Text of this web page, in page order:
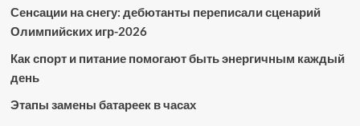
Сенсации на снегу: дебютанты переписали сценарий
Олимпийских игр-2026
Как спорт и питание помогают быть энергичным каждый
день
Этапы замены батареек в часах